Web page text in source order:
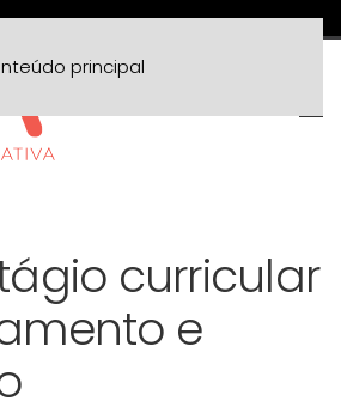
principal
curricular
e